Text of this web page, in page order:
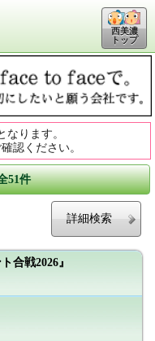
西美濃
トップ
なります。
認ください。
]全51件
詳細検索
合戦2026』